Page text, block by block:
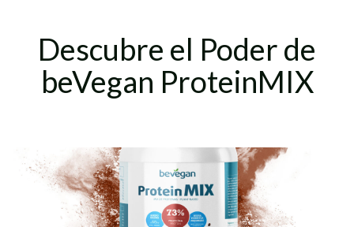
Descubre el Poder de
beVegan ProteinMIX